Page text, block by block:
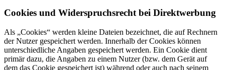
Cookies und Widerspruchsrecht bei Direktwerbung
Als „Cookies“ werden kleine Dateien bezeichnet, die auf Rechnern
der Nutzer gespeichert werden. Innerhalb der Cookies können
unterschiedliche Angaben gespeichert werden. Ein Cookie dient
primär dazu, die Angaben zu einem Nutzer (bzw. dem Gerät auf
dem das Cookie gespeichert ist) während oder auch nach seinem